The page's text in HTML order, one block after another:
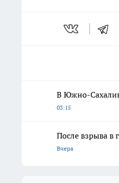
В Южно-
03:15
После взрыва в
Вчера